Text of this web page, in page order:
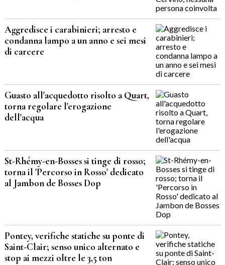
Aggredisce i carabinieri; arresto e
condanna lampo a un anno e sei mesi
di carcere
Guasto all'acquedotto risolto a Quart,
torna regolare l'erogazione
dell'acqua
St-Rhémy-en-Bosses si tinge di rosso;
torna il 'Percorso in Rosso' dedicato
al Jambon de Bosses Dop
Pontey, verifiche statiche su ponte di
Saint-Clair; senso unico alternato e
stop ai mezzi oltre le 3,5 ton